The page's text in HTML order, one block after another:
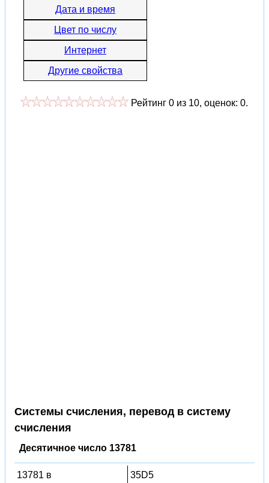
Дата и время
Цвет по числу
Интернет
Другие свойства
Рейтинг 0 из 10, оценок: 0.
Системы счисления, перевод в систему
счисления
Десятичное число 13781
13781 в
35D5